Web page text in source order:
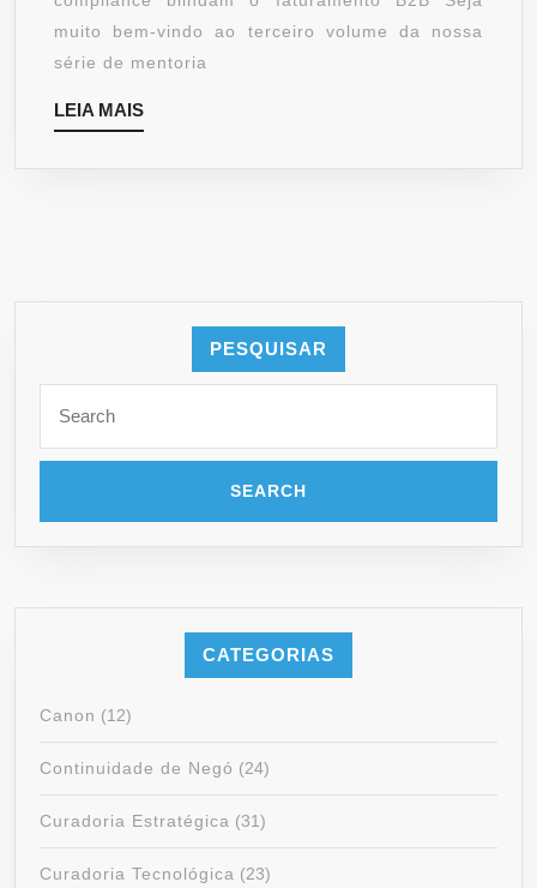
muito bem-vindo ao terceiro volume da nossa
série de mentoria
LEIA MAISLEIA
MAIS
PESQUISAR
for:
CATEGORIAS
Canon (12)
Continuidade de Negó (24)
Curadoria Estratégica (31)
Curadoria Tecnológica (23)